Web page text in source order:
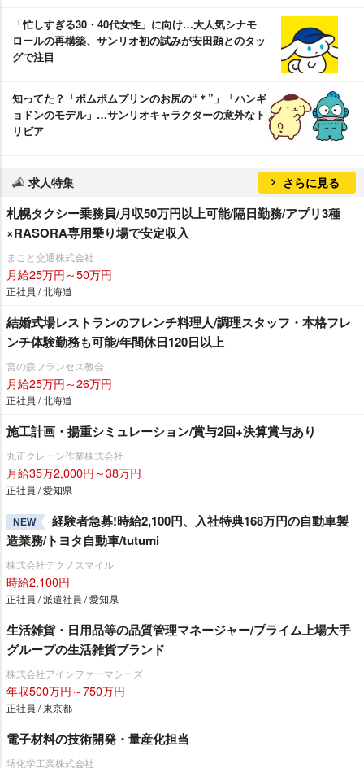
「忙しすぎる30・40代女性」に向け…大人気シナモ
ロールの再構築、サンリオ初の試みが安田顕とのタッ
グで注目
知ってた？「ポムポムプリンのお尻の“＊”」「ハンギ
ョドンのモデル」…サンリオキャラクターの意外なト
リビア
求人特集 さらに見る
札幌タクシー乗務員/月収50万円以上可能/隔日勤務/アプリ3種
×RASORA専用乗り場で安定収入
まこと交通株式会社
月給25万円～50万円
正社員 / 北海道
結婚式場レストランのフレンチ料理人/調理スタッフ・本格フレ
ンチ体験勤務も可能/年間休日120日以上
宮の森フランセス教会
月給25万円～26万円
正社員 / 北海道
施工計画・揚重シミュレーション/賞与2回+決算賞与あり
丸正クレーン作業株式会社
月給35万2,000円～38万円
正社員 / 愛知県
NEW
経験者急募!時給2,100円、入社特典168万円の自動車製
造業務/トヨタ自動車/tutumi
株式会社テクノスマイル
時給2,100円
正社員 / 派遣社員 / 愛知県
生活雑貨・日用品等の品質管理マネージャー/プライム上場大手
グループの生活雑貨ブランド
株式会社アインファーマシーズ
年収500万円～750万円
正社員 / 東京都
電子材料の技術開発・量産化担当
堺化学工業株式会社